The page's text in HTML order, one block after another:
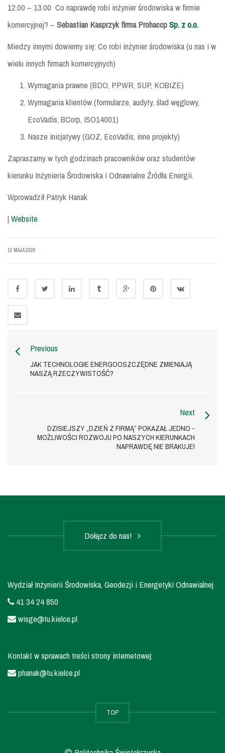
12.00 – 13.00 Co naprawdę robi inżynier środowiska w firmie
komercyjnej? – Sebastian Kasprzyk firma ProhaccpSp. z o.o.
Miedzy innymi dowiemy się: Co robi inżynier środowiska (u nas i w
wielu innych firmach komercyjnych)
Wymagania prawne (BDO, PPWR, SUP, KOBIZE)
Wymagania klientów (formularze, audyty, ślad węglowy,
EcoVadis, BCorp, ISO14001)
Nasze inicjatywy (GOZ, EcoVadis, inne projekty)
Zapraszamy w tych godzinach pracowników oraz studentów
kierunku Inżynieria Środowiska i Odnawialne Źródła Energii.
Wprowadził Patryk Hanak
| Website
12 MAJA 2026
Previous
JAK TECHNOLOGIE ENERGOOSZCZĘDNE ZMIENIAJĄ
NASZĄ RZECZYWISTOŚĆ?
Next
DZISIEJSZY „DZIEŃ Z FIRMĄ” POKAZAŁ JEDNO -
MOŻLIWOŚCI ROZWOJU PO NASZYCH KIERUNKACH
NAPRAWDĘ NIE BRAKUJE!
Dołącz do nas!
Wydział Inżynierii Środowiska, Geodezji i Energetyki Odnawialnej
41 34 24 850
wisge@tu.kielce.pl
Kontakt w sprawach treści strony internetowej:
phanak@tu.kielce.pl
TOP